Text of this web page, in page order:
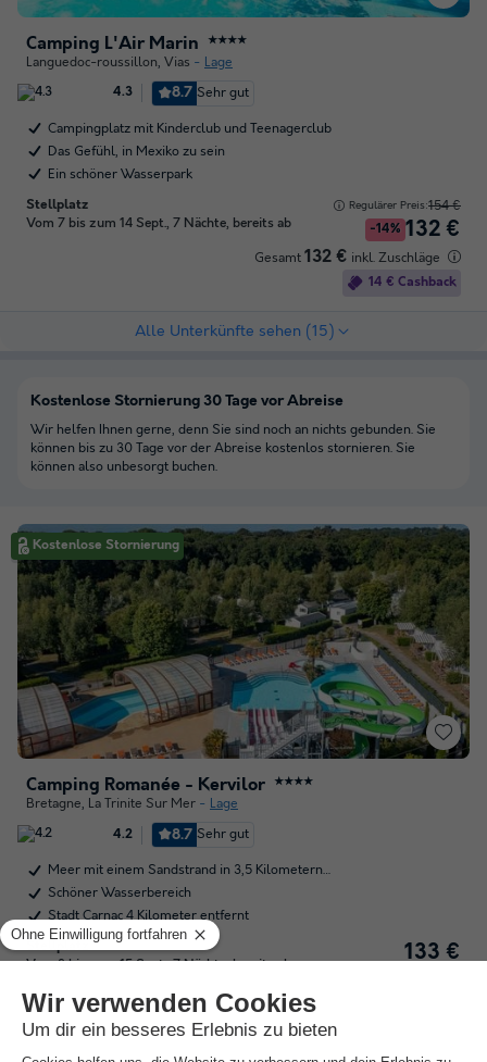
Camping L'Air Marin ★★★★
Languedoc-roussillon, Vias Lage
4.3 8.7 Sehr gut
Campingplatz mit Kinderclub und Teenagerclub
Das Gefühl, in Mexiko zu sein
Ein schöner Wasserpark
Stellplatz
Vom 7 bis zum 14 Sept., 7 Nächte, bereits ab
Regulärer Preis:154 €
-14% 132 €
Gesamt 132 € inkl. Zuschläge
14 € Cashback
Alle Unterkünfte sehen (15)
Kostenlose Stornierung
Camping Romanée - Kervilor ★★★★
Bretagne, La Trinite Sur Mer Lage
4.2 8.7 Sehr gut
Meer mit einem Sandstrand in 3,5 Kilometern…
Schöner Wasserbereich
Stadt Carnac 4 Kilometer entfernt
Stellplatz
Vom 8 bis zum 15 Sept., 7 Nächte, bereits ab
133 €
Gesamt
Kostenlose Stornierung 30 Tage vor Abreise
Wir helfen Ihnen gerne, denn Sie sind noch an nichts gebunden. Sie
können bis zu 30 Tage vor der Abreise kostenlos stornieren. Sie
können also unbesorgt buchen.